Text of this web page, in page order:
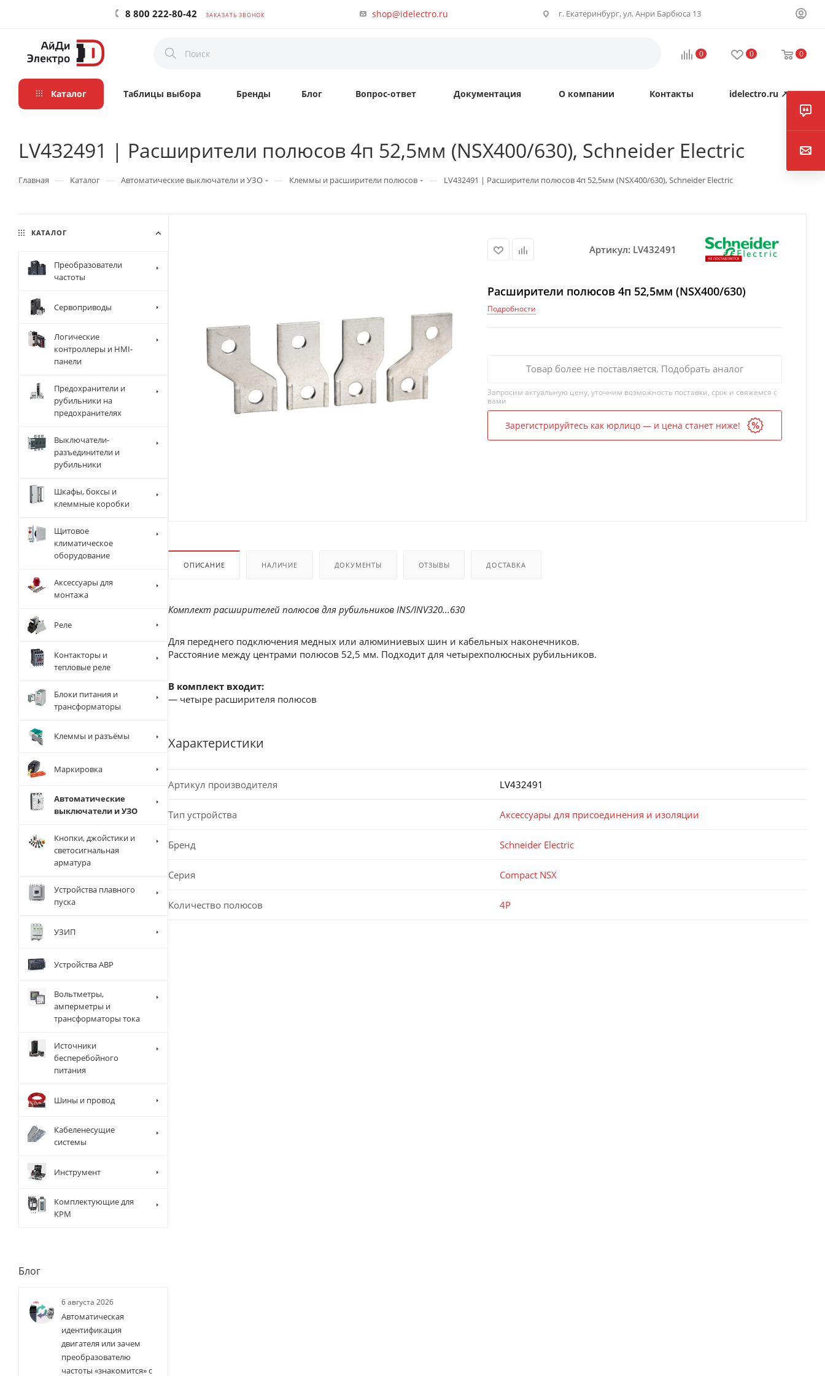
8 800 222-80-42 ЗАКАЗАТЬ ЗВОНОК shop@idelectro.ru г. Екатеринбург, ул. Анри Барбюса 13
0 0 0
Каталог Таблицы выбора Бренды Блог Вопрос-ответ Документация О компании Контакты idelectro.ru ↗
LV432491 | Расширители полюсов 4п 52,5мм (NSX400/630), Schneider Electric
Главная — Каталог — Автоматические выключатели и УЗО — Клеммы и расширители полюсов — LV432491 | Расширители полюсов 4п 52,5мм (NSX400/630), Schneider Electric
Артикул: LV432491
Расширители полюсов 4п 52,5мм (NSX400/630)
Подробности
Товар более не поставляется. Подобрать аналог
Запросим актуальную цену, уточним возможность поставки, срок и свяжемся с
вами
Зарегистрируйтесь как юрлицо — и цена станет ниже!
ОПИСАНИЕ НАЛИЧИЕ ДОКУМЕНТЫ ОТЗЫВЫ ДОСТАВКА
Комплект расширителей полюсов для рубильников INS/INV320...630
Для переднего подключения медных или алюминиевых шин и кабельных наконечников.
Расстояние между центрами полюсов 52,5 мм. Подходит для четырехполюсных рубильников.
В комплект входит:
— четыре расширителя полюсов
Характеристики
Артикул производителя LV432491
Тип устройства Аксессуары для присоединения и изоляции
Бренд Schneider Electric
Серия Compact NSX
Количество полюсов 4P
КАТАЛОГ
Преобразователи
частоты
Сервоприводы
Логические
контроллеры и HMI-
панели
Предохранители и
рубильники на
предохранителях
Выключатели-
разъединители и
рубильники
Шкафы, боксы и
клеммные коробки
Щитовое
климатическое
оборудование
Аксессуары для
монтажа
Реле
Контакторы и
тепловые реле
Блоки питания и
трансформаторы
Клеммы и разъёмы
Маркировка
Автоматические
выключатели и УЗО
Кнопки, джойстики и
светосигнальная
арматура
Устройства плавного
пуска
УЗИП
Устройства АВР
Вольтметры,
амперметры и
трансформаторы тока
Источники
бесперебойного
питания
Шины и провод
Кабеленесущие
системы
Инструмент
Комплектующие для
КРМ
Блог
6 августа 2026
Автоматическая
идентификация
двигателя или зачем
преобразователю
частоты «знакомится» с